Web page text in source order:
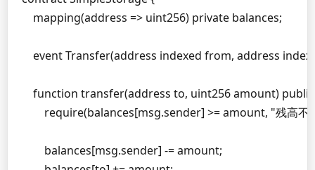
    mapping(address => uint256) private balances;
event Transfer(address indexed from, address
function transfer(address to, uint256 amount) public
require(balances[msg.sender] >= amount, "残高不
        balances[msg.sender] -= amount;